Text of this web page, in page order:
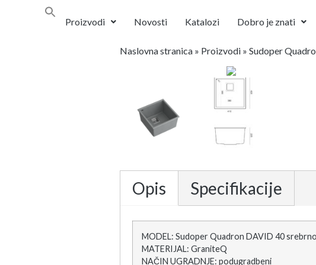
Proizvodi Novosti Katalozi Dobro je znati
Naslovna stranica» Proizvodi» Sudoper
Opis Specifikacije
MODEL: Sudoper Quadron DAVID 40
MATERIJAL: GraniteQ
NAČIN UGRADNJE: podugradbeni